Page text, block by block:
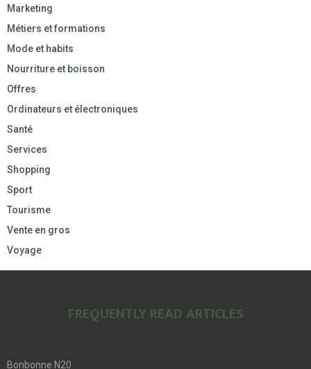
Marketing
Métiers et formations
Mode et habits
Nourriture et boisson
Offres
Ordinateurs et électroniques
Santé
Services
Shopping
Sport
Tourisme
Vente en gros
Voyage
FREQUENTLY READ ARTICLES
Bonbonne N20